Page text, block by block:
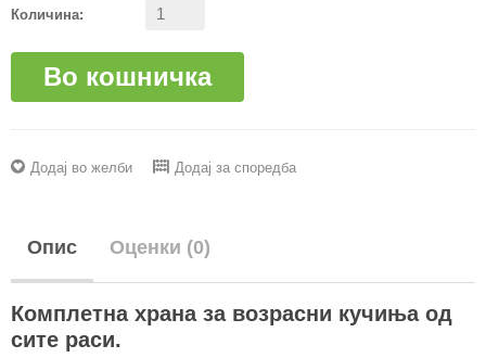
Количина:
Во кошничка
Додај во желби Додај за споредба
Опис Оценки (0)
Комплетна храна за возрасни кучиња од
сите раси.